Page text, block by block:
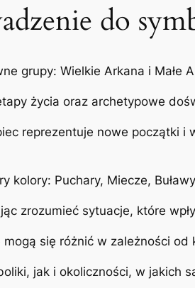
do
grupy: Wielkie Arkana i Małe
życia oraz archetypowe
reprezentuje nowe początki i
kolory: Puchary, Miecze,
zrozumieć sytuacje, które
się różnić w zależności od
jak i okoliczności, w jakich